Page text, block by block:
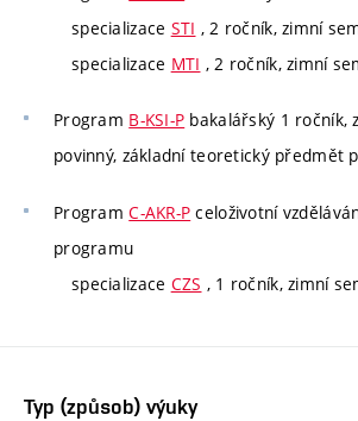
specializace STI , 2 ročník, zimní
specializace MTI , 2 ročník, zimní
Program B-KSI-P bakalářský 1 ročník,
povinný, základní teoretický předmět
ProgramC-AKR-P celoživotní
programu
specializace CZS , 1 ročník, zimní
Typ (způsob) výuky